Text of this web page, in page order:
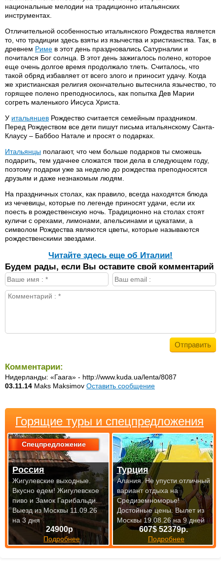
национальные мелодии на традиционно итальянских
инструментах.
Отличительной особенностью итальянского Рождества является
то, что традиции здесь взяты из язычества и христианства. Так, в
древнем Риме в этот день праздновались Сатурналии и
почитался Бог солнца. В этот день зажигалось полено, которое
еще очень долгое время продолжало тлеть. Считалось, что
такой обряд избавляет от всего злого и приносит удачу. Когда
же христианская религия окончательно вытеснила язычество, то
горящее полено преподносилось, как попытка Дев Марии
согреть маленького Иисуса Христа.
У итальянцев Рождество считается семейным праздником.
Перед Рождеством все дети пишут письма итальянскому Санта-
Клаусу – Баббоо Натале и просят о подарках.
Итальянцы полагают, что чем больше подарков ты сможешь
подарить, тем удачнее сложатся твои дела в следующем году,
поэтому подарки уже за неделю до рождества преподносятся
друзьям и даже незнакомым людям.
На праздничных столах, как правило, всегда находятся блюда
из чечевицы, которые по легенде приносят удачи, если их
поесть в рождественскую ночь. Традиционно на столах стоят
куличи с орехами, лимонами, апельсинами и цукатами, а
символом Рождества являются цветы, которые называются
рождественскими звездами.
Читайте здесь еще об Италии!
Будем рады, если Вы оставите свой комментарий
Комментарии:
Нидерланды: «Гаага» - http://www.kuda.ua/lenta/8087
03.11.14 Maks Maksimov Оставить сообщение
Горящие туры и спецпредложения
Спецпредложение
24900р
Подробнее
Россия
Жигулевские выходные.
Вкусно едем! Жигулевское
пиво и Замок Гарибальди.
Выезд из Москвы 11.09.26
на 3 дня
607$ 52379р.
Подробнее
Турция
Алания. Не упусти отличный
вариант отдыха на
Средиземноморье!
Достойные цены. Вылет из
Москвы 19.08.26 на 9 дней